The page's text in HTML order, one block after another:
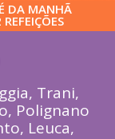
DA MANHÃ
Trani,
Polignano
Leuca,